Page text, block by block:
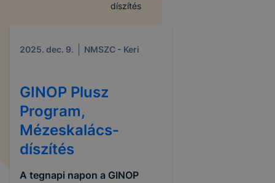
díszítés
2025. dec. 9. NMSZC - Keri
GINOP Plusz
Program,
Mézeskalács-
díszítés
A tegnapi napon a GINOP